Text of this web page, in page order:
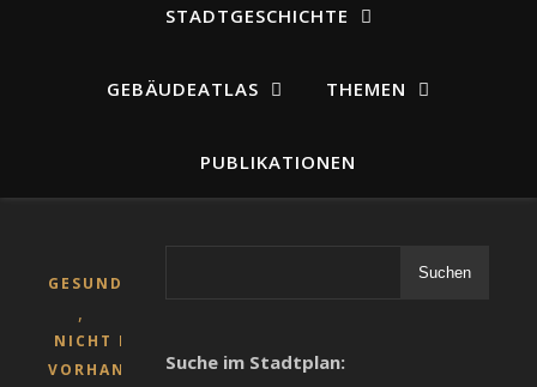
STADTGESCHICHTE
GEBÄUDEATLAS THEMEN
PUBLIKATIONEN
GESUNDHEITSWESEN
,
NICHT MEHR
VORHANDENE
Suchen
Suche im Stadtplan: